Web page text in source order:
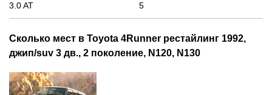
3.0 AT 5
Сколько мест в Toyota 4Runner рестайлинг 1992,
джип/suv 3 дв., 2 поколение, N120, N130